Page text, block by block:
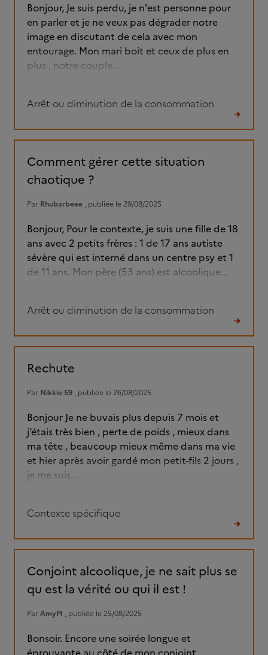
Bonjour, Je suis perdu, je n'est personne pour
en parler et je ne veux pas dégrader notre
image en discutant de cela avec mon
entourage. Mon mari boit et ceux de plus en
plus , notre couple...
Arrêt ou diminution de la consommation
le
Comment gérer cette situation
chaotique ?
Par Rhubarbeee , publiée le 29/08/2025
Bonjour, Pour le contexte, je suis une fille de 18
ans avec 2 petits frères : 1 de 17 ans autiste
sévère qui est interné dans un centre psy et 1
de 11 ans. Mon père (53 ans) est alcoolique...
Arrêt ou diminution de la consommation
le
Rechute
Par Nikkie 59 , publiée le 26/08/2025
Bonjour Je ne buvais plus depuis 7 mois et
j’étais très bien , perte de poids , mieux dans
ma tête , beaucoup mieux même dans ma vie
et hier après avoir gardé mon petit-fils 2 jours ,
je me suis...
Contexte spécifique
le
Conjoint alcoolique, je ne sait plus se
qu est la vérité ou qui il est !
Par AmyM , publiée le 25/08/2025
Bonsoir. Encore une soirée longue et